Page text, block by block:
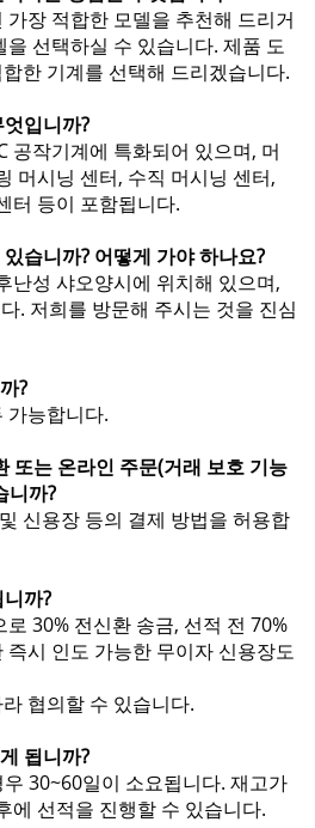
장 적합한 모델을 추천해 드리거
선택하실 수 있습니다. 제품 도
한 기계를 선택해 드리겠습니다.
입니까?
공작기계에 특화되어 있으며, 머
머시닝 센터, 수직 머시닝 센터,
터 등이 포함됩니다.
습니까? 어떻게 가야 하나요?
난성 샤오양시에 위치해 있으며,
. 저희를 방문해 주시는 것을 진심
?
가능합니다.
또는 온라인 주문(거래 보호 기능
니까?
신용장 등의 결제 방법을 허용합
까?
30% 전신환 송금, 선적 전 70%
시 인도 가능한 무이자 신용장도
협의할 수 있습니다.
됩니까?
30~60일이 소요됩니다. 재고가
에 선적을 진행할 수 있습니다.